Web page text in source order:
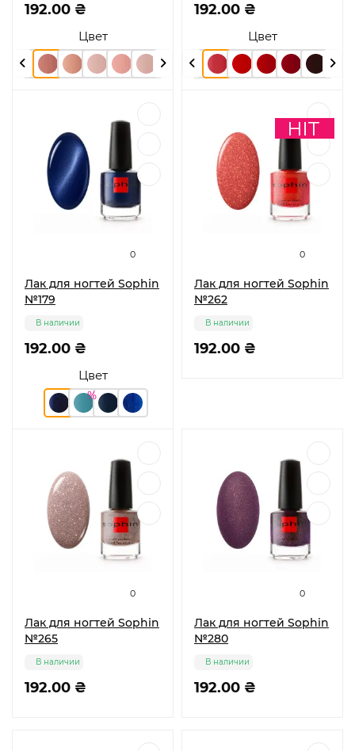
Цвет
192.00 ₴
Цвет
192.00 ₴
0
Лак для ногтей Sophin
№179
Цвет
192.00 ₴
В наличии
0
Лак для ногтей Sophin
№262
192.00 ₴
В наличии
0
Лак для ногтей Sophin
№265
192.00 ₴
В наличии
0
Лак для ногтей Sophin
№280
192.00 ₴
В наличии